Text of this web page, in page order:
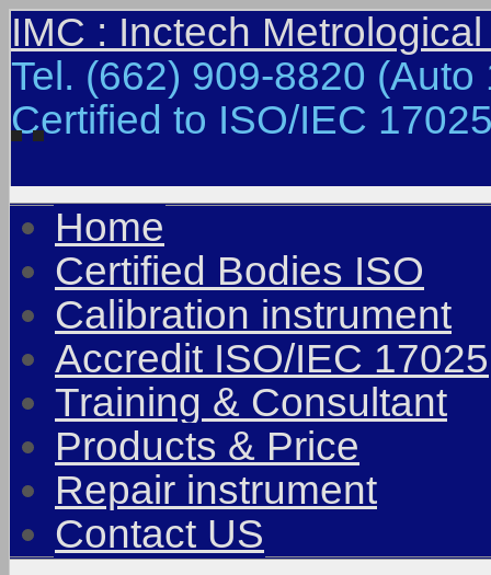
IMC : Inctech
Tel. (662) 909-8820
Certified to ISO/IEC
Home
Certified Bodies ISO
Calibration instrument
Accredit ISO/IEC 17025
Training & Consultant
Products & Price
Repair instrument
Contact US